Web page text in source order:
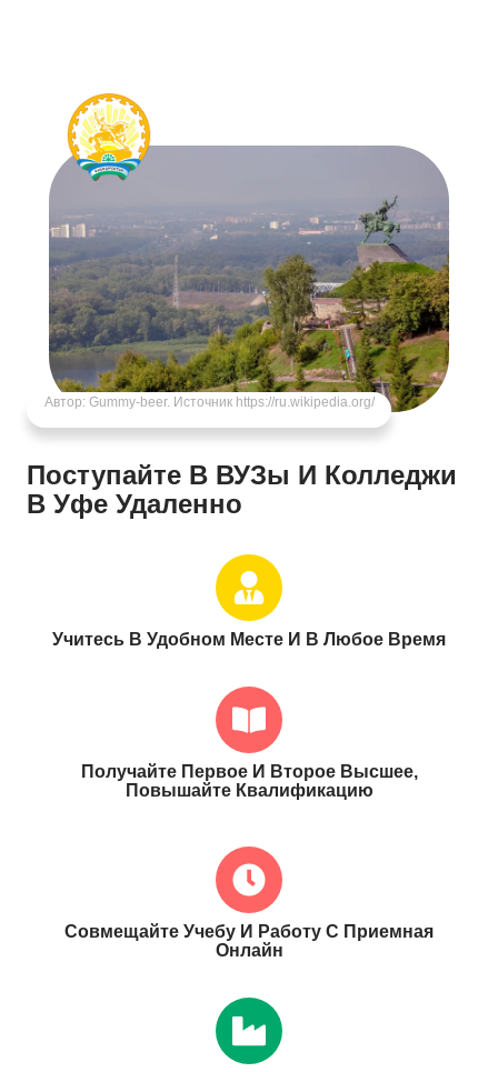
Автор: Gummy-beer. Источник https://ru.wikipedia.org/
Поступайте В ВУЗы И Колледжи
В Уфе Удаленно
Учитесь В Удобном Месте И В Любое Время
Получайте Первое И Второе Высшее,
Повышайте Квалификацию
Совмещайте Учебу И Работу С Приемная
Онлайн